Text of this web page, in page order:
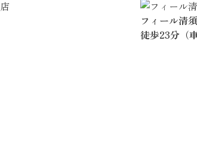
フィール清
徒歩23分（